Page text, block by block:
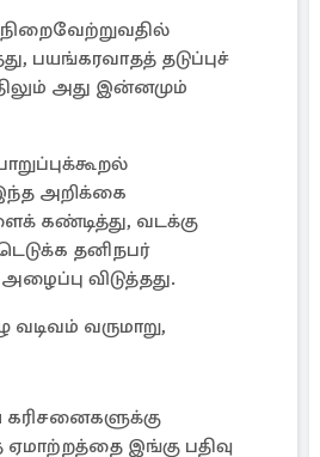
பயங்கரவாதத் தடுப்புச்
அது இன்னமும்
இந்த அறிக்கை
கண்டித்து, வடக்கு
தனிநபர்
விடுத்தது.
வருமாறு,
இங்கு பதிவு